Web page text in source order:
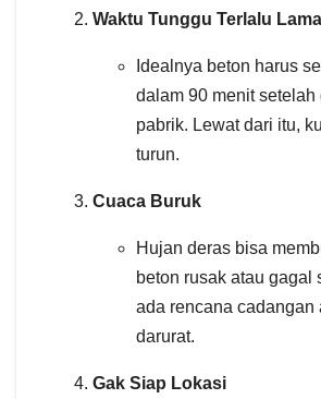
Waktu Tunggu Terlalu Lama
Idealnya beton harus
dalam 90 menit setelah
pabrik. Lewat dari itu,
turun.
Cuaca Buruk
Hujan deras bisa
beton rusak atau gagal
ada rencana cadangan
darurat.
Gak Siap Lokasi